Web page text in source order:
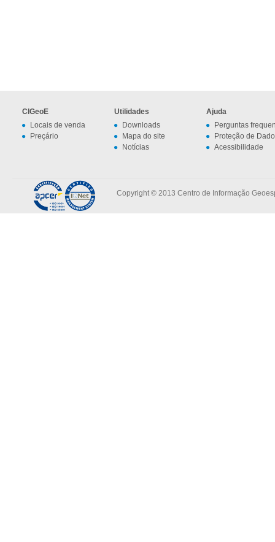
CIGeoE
Locais de venda
Preçário
Utilidades
Downloads
Mapa do site
Notícias
Ajuda
Perguntas
Proteção de
Acessibilidade
Copyright © 2013 Centro de Informação